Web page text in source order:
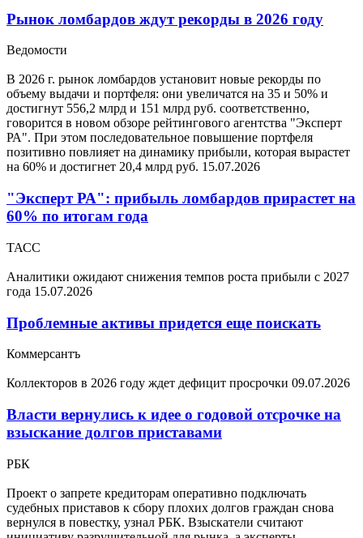
Рынок ломбардов ждут рекорды в 2026 году
Ведомости
В 2026 г. рынок ломбардов установит новые рекорды по
объему выдачи и портфеля: они увеличатся на 35 и 50% и
достигнут 556,2 млрд и 151 млрд руб. соответственно,
говорится в новом обзоре рейтингового агентства "Эксперт
РА". При этом последовательное повышение портфеля
позитивно повлияет на динамику прибыли, которая вырастет
на 60% и достигнет 20,4 млрд руб. 15.07.2026
"Эксперт РА": прибыль ломбардов прирастет на
60% по итогам года
ТАСС
Аналитики ожидают снижения темпов роста прибыли с 2027
года 15.07.2026
Проблемные активы придется еще поискать
Коммерсантъ
Коллекторов в 2026 году ждет дефицит просрочки 09.07.2026
Власти вернулись к идее о годовой отсрочке на
взыскание долгов приставами
РБК
Проект о запрете кредиторам оперативно подключать
судебных приставов к сбору плохих долгов граждан снова
вернулся в повестку, узнал РБК. Взыскатели считают